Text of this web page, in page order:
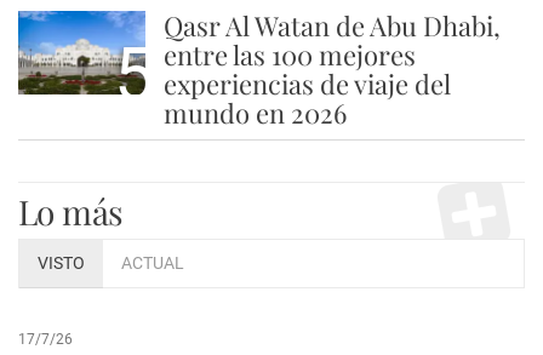
5
Qasr Al Watan de Abu Dhabi,
entre las 100 mejores
experiencias de viaje del
mundo en 2026
Lo más
VISTO ACTUAL
17/7/26